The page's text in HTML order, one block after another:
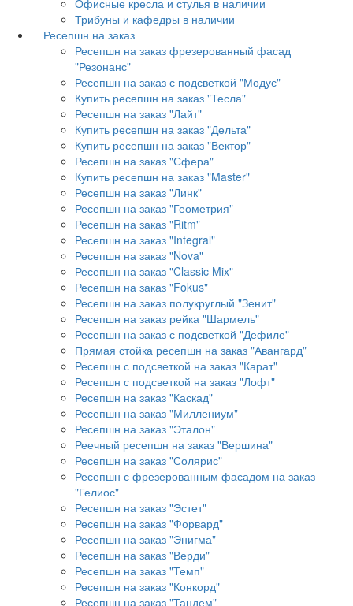
Офисные кресла и стулья в наличии
Трибуны и кафедры в наличии
Ресепшн на заказ
Ресепшн на заказ фрезерованный фасад
"Резонанс"
Ресепшн на заказ с подсветкой "Модус"
Купить ресепшн на заказ "Тесла"
Ресепшн на заказ "Лайт"
Купить ресепшн на заказ "Дельта"
Купить ресепшн на заказ "Вектор"
Ресепшн на заказ "Сфера"
Купить ресепшн на заказ "Master"
Ресепшн на заказ "Линк"
Ресепшн на заказ "Геометрия"
Ресепшн на заказ "Ritm"
Ресепшн на заказ "Integral"
Ресепшн на заказ "Nova"
Ресепшн на заказ "Classic Mix"
Ресепшн на заказ "Fokus"
Ресепшн на заказ полукруглый "Зенит"
Ресепшн на заказ рейка "Шармель"
Ресепшн на заказ с подсветкой "Дефиле"
Прямая стойка ресепшн на заказ "Авангард"
Ресепшн с подсветкой на заказ "Карат"
Ресепшн с подсветкой на заказ "Лофт"
Ресепшн на заказ "Каскад"
Ресепшн на заказ "Миллениум"
Ресепшн на заказ "Эталон"
Реечный ресепшн на заказ "Вершина"
Ресепшн на заказ "Солярис"
Ресепшн с фрезерованным фасадом на заказ
"Гелиос"
Ресепшн на заказ "Эстет"
Ресепшн на заказ "Форвард"
Ресепшн на заказ "Энигма"
Ресепшн на заказ "Верди"
Ресепшн на заказ "Темп"
Ресепшн на заказ "Конкорд"
Ресепшн на заказ "Тандем"